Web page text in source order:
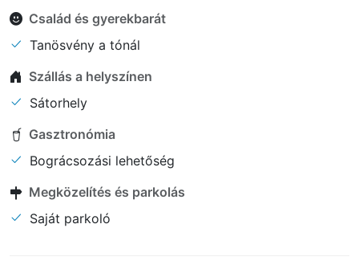
Család és gyerekbarát
Tanösvény a tónál
Szállás a helyszínen
Sátorhely
Gasztronómia
Bográcsozási lehetőség
Megközelítés és parkolás
Saját parkoló